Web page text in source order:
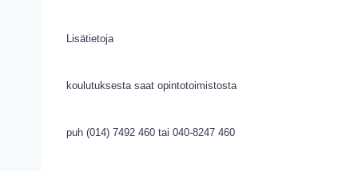
Lisätietoja
koulutuksesta saat opintotoimistosta
puh (014) 7492 460 tai 040-8247 460